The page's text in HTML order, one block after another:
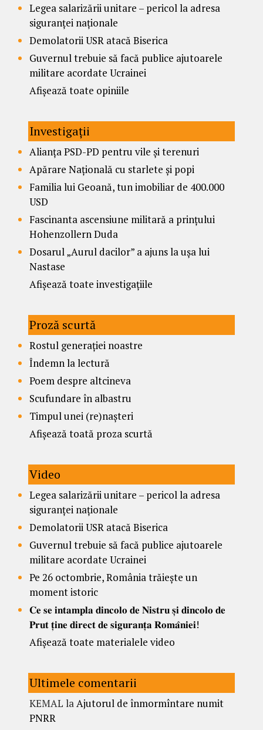
Legea salarizării unitare – pericol la adresa
siguranței naționale
Demolatorii USR atacă Biserica
Guvernul trebuie să facă publice ajutoarele
militare acordate Ucrainei
Afișează toate opiniile
Investigații
Alianța PSD-PD pentru vile și terenuri
Apărare Națională cu starlete și popi
Familia lui Geoană, tun imobiliar de 400.000
USD
Fascinanta ascensiune militară a prințului
Hohenzollern Duda
Dosarul „Aurul dacilor” a ajuns la ușa lui
Nastase
Afișează toate investigațiile
Proză scurtă
Rostul generației noastre
Îndemn la lectură
Poem despre altcineva
Scufundare în albastru
Timpul unei (re)nașteri
Afișează toată proza scurtă
Video
Legea salarizării unitare – pericol la adresa
siguranței naționale
Demolatorii USR atacă Biserica
Guvernul trebuie să facă publice ajutoarele
militare acordate Ucrainei
Pe 26 octombrie, România trăiește un
moment istoric
𝐂𝐞 𝐬𝐞 𝐢𝐧𝐭𝐚𝐦𝐩𝐥𝐚 𝐝𝐢𝐧𝐜𝐨𝐥𝐨 𝐝𝐞 𝐍𝐢𝐬𝐭𝐫𝐮 𝐬̦𝐢 𝐝𝐢𝐧𝐜𝐨𝐥𝐨 𝐝𝐞
𝐏𝐫𝐮𝐭 𝐭̦𝐢𝐧𝐞 𝐝𝐢𝐫𝐞𝐜𝐭 𝐝𝐞 𝐬𝐢𝐠𝐮𝐫𝐚𝐧𝐭̦𝐚 𝐑𝐨𝐦𝐚̂𝐧𝐢𝐞𝐢!
Afișează toate materialele video
Ultimele comentarii
KEMAL laAjutorul de înmormîntare numit
PNRR